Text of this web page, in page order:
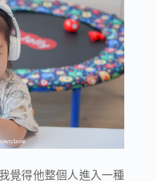
覺得他整個人進入一種